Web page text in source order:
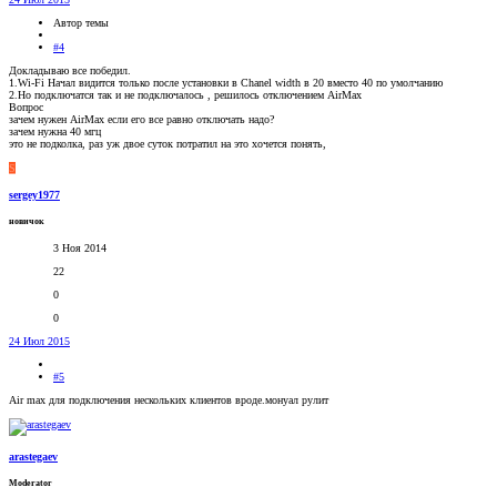
Автор темы
#4
Докладываю все победил.
1.Wi-Fi Начал видится только после установки в Chanel width в 20 вместо 40 по умолчанию
2.Но подключатся так и не подключалось , решилось отключением AirMax
Вопрос
зачем нужен AirMax если его все равно отключать надо?
зачем нужна 40 мгц
это не подколка, раз уж двое суток потратил на это хочется понять,
S
sergey1977
новичок
3 Ноя 2014
22
0
0
24 Июл 2015
#5
Air max для подключения нескольких клиентов вроде.монуал рулит
arastegaev
Moderator